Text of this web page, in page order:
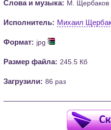
Слова и музыка: М. Щербаков
Исполнитель: Михаил
Формат: jpg
Размер файла: 245.5 Кб
Загрузили: 86 раз